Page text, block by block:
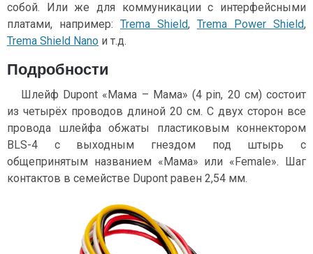
собой. Или же для коммуникации c интерфейсными
платами, например: Trema Shield, Trema Power Shield,
Trema Shield Nano и т.д.
Подробности
Шлейф Dupont «Мама – Мама» (4 pin, 20 см) состоит
из четырёх проводов длиной 20 см. С двух сторон все
провода шлейфа обжаты пластиковым коннектором
BLS-4 с выходным гнездом под штырь с
общепринятым названием «Мама» или «Female». Шаг
контактов в семействе Dupont равен 2,54 мм.